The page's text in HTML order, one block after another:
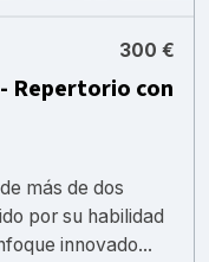
300 €
- Repertorio con
más de dos
por su habilidad
innovado...